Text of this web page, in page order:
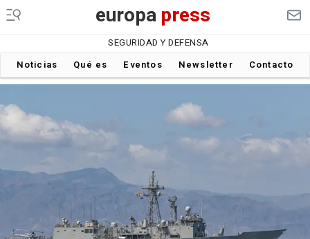
europapress
SEGURIDAD Y DEFENSA
Noticias
Qué es Eventos Newsletter Contacto